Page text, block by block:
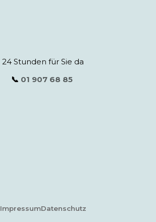
24 Stunden für Sie da
📞 01 907 68 85
ImpressumDatenschutz